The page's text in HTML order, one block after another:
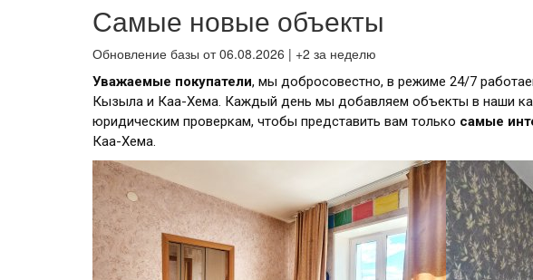
Самые новые объекты
Обновление базы от 06.08.2026 | +2 за неделю
Уважаемые покупатели, мы добросовестно, в режиме 24/7
Кызыла и Каа-Хема. Каждый день мы добавляем объекты в наши
юридическим проверкам, чтобы представить вам только самые
Каа-Хема.